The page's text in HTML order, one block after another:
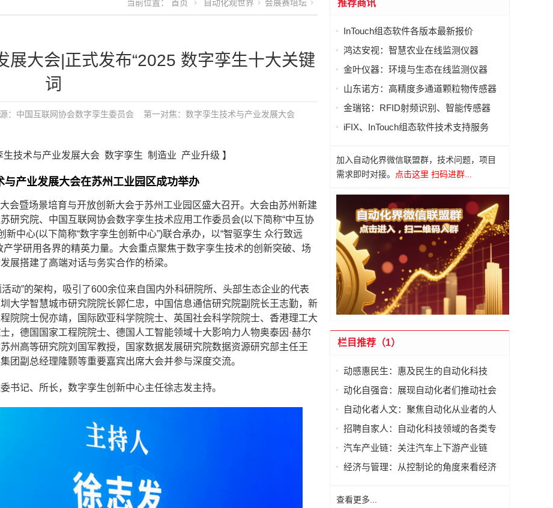
当前位置： 首页 自动化观世界 会展赛培坛
展大会|正式发布“2025 数字孪生十大关键
词
：中国互联网协会数字孪生委员会 第一对焦： 数字孪生技术与产业发展大会
生技术与产业发展大会 数字孪生 制造业 产业升级 】
与产业发展大会在苏州工业园区成功举办
会暨场景培育与开放创新大会于苏州工业园区盛大召开。大会由苏州新建
研究院、中国互联网协会数字孪生技术应用工作委员会(以下简称“中互协
中心(以下简称“数字孪生创新中心”)联合承办，以“智驱孪生 众行致远
学研用各界的精英力量。大会重点聚焦于数字孪生技术的创新突破、场
展搭建了高端对话与务实合作的桥梁。
动”的架构，吸引了600余位来自国内外科研院所、头部生态企业的代表
大学智慧城市研究院院长郭仁忠，中国信息通信研究院副院长王志勤，新
院院士倪亦靖，国际欧亚科学院院士、英国社会科学院院士、香港理工大
，德国国家工程院院士、德国人工智能领域十大影响力人物奥泰因·赫尔
州高等研究院刘国军教授，国家数据发展研究院数据资源研究部主任王
团副总经理隆颢等重要嘉宾出席大会并参与深度交流。
书记、所长，数字孪生创新中心主任徐志发主持。
推荐商讯
InTouch组态软件各版本最新报价
鸿达安视：智慧农业在线监测仪器
金叶仪器：环境与生态在线监测仪器
山东诺方：高精度多通道颗粒物传感器
金瑞铭：RFID射频识别、智能传感器
iFIX、InTouch组态软件技术支持服务
加入自动化界微信联盟群，技术问题，项目
需求即时对接。
点击这里 扫码进群...
栏目推荐（1）
动感惠民生：惠及民生的自动化科技
动化自强音：展现自动化者们推动社会
进步发出的响亮声音
自动化者人文：聚焦自动化从业者的人
文思考
招聘自家人：自动化科技领域的各类专
家及人才需求资讯
汽车产业链：关注汽车上下游产业链
经济与管理：从控制论的角度来看经济
查看更多...